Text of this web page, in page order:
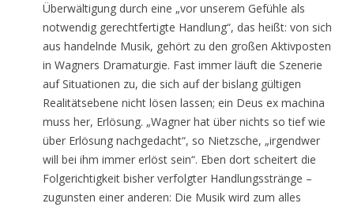
Überwältigung durch eine „vor unserem Gefühle als
notwendig gerechtfertigte Handlung“, das heißt: von sich
aus handelnde Musik, gehört zu den großen Aktivposten
in Wagners Dramaturgie. Fast immer läuft die Szenerie
auf Situationen zu, die sich auf der bislang gültigen
Realitätsebene nicht lösen lassen; ein Deus ex machina
muss her, Erlösung. „Wagner hat über nichts so tief wie
über Erlösung nachgedacht“, so Nietzsche, „irgendwer
will bei ihm immer erlöst sein“. Eben dort scheitert die
Folgerichtigkeit bisher verfolgter Handlungsstränge –
zugunsten einer anderen: Die Musik wird zum alles